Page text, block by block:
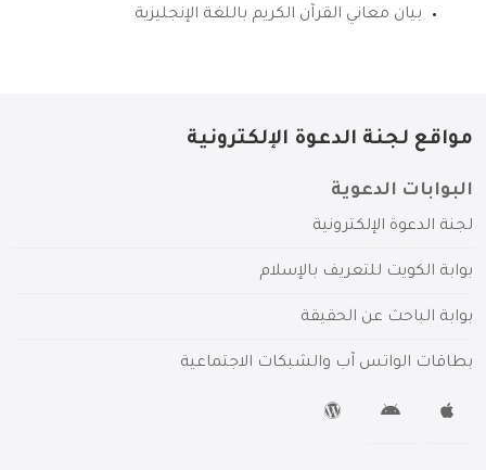
بيان معاني القرآن الكريم باللغة الإنجليزية
مواقع لجنة الدعوة الإلكترونية
البوابات الدعوية
لجنة الدعوة الإلكترونية
بوابة الكويت للتعريف بالإسلام
بوابة الباحث عن الحقيقة
بطاقات الواتس آب والشبكات الاجتماعية